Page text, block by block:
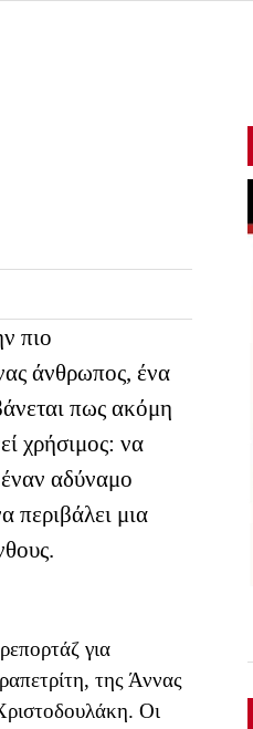
πιο
άνθρωπος, ένα
πως ακόμη
χρήσιμος: να
αδύναμο
περιβάλει μια
για
της Άννας
Οι